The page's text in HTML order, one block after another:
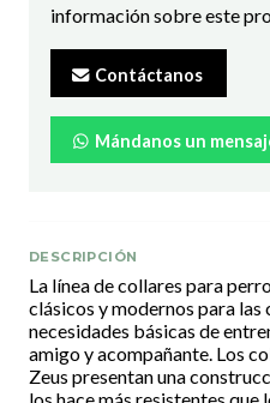
información sobre este
Contáctanos
Mándanos un
DESCRIPCIÓN
La línea de collares para
clásicos y modernos para las
necesidades básicas de
amigo y acompañante. Los
Zeus presentan una